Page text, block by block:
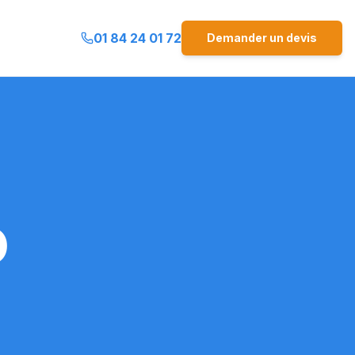
01 84 24 01 72 Demander un devis